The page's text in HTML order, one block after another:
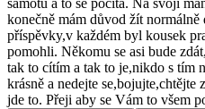
samotu a to se počítá. Na svoji
konečně mám důvod žít
příspěvky,v každém byl kousek
pomohli. Někomu se asi bude
tak to cítím a tak to je,nikdo s tím
krásně a nedejte se,bojujte,chtějte
jde to. Přeji aby se Vám to všem